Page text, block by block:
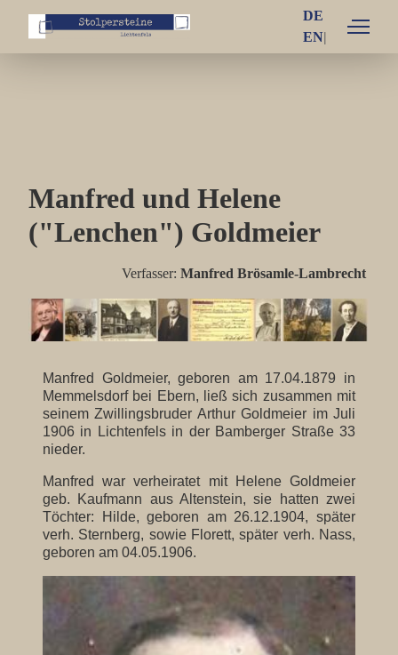
DE
EN
Familie Ludwig und Thea Bamberger
Familie Otto und Henriette Bamberger
Familie Blum
Familie Brüll
Familie Grünhut
Familie Hellmann
Familie Kohn
Familie Kraus Karl
Familie Jenny und Semi Kraus
Familie Kronacher
Manfred und Helene
("Lenchen") Goldmeier
Verfasser: Manfred Brösamle-Lambrecht
Manfred Goldmeier, geboren am 17.04.1879 in
Memmelsdorf bei Ebern, ließ sich zusammen mit
seinem Zwillingsbruder Arthur Goldmeier im Juli
1906 in Lichtenfels in der Bamberger Straße 33
nieder.
Manfred war verheiratet mit Helene Goldmeier
geb. Kaufmann aus Altenstein, sie hatten zwei
Töchter: Hilde, geboren am 26.12.1904, später
verh. Sternberg, sowie Florett, später verh. Nass,
geboren am 04.05.1906.